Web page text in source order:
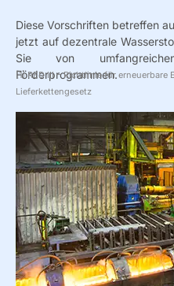
Diese Vorschriften betreffen
jetzt auf dezentrale
Sie von
Förderprogrammen.
[1] RED III – Richtlinie für
Lieferkettengesetz